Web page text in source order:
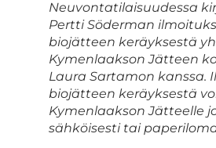
Neuvontatilaisuudessa
Pertti Söderman
biojätteen keräyksestä
Kymenlaakson Jätteen
Laura Sartamon kanssa.
biojätteen keräyksestä
Kymenlaakson Jätteelle
sähköisesti tai